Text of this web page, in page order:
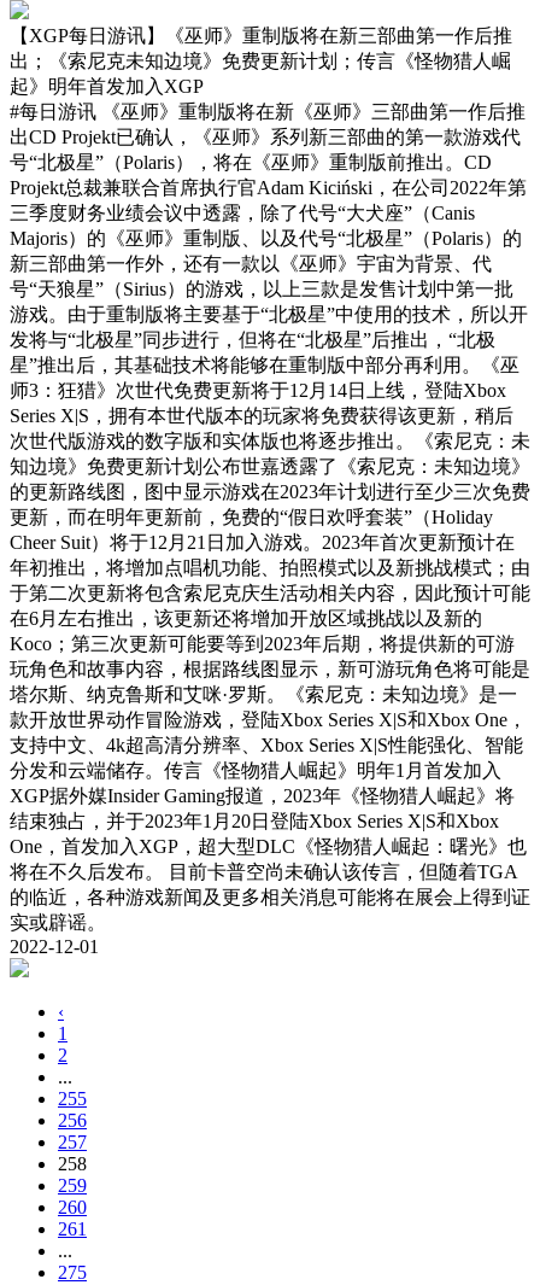
【XGP每日游讯】《巫师》重制版将在新三部曲第一作后推
出；《索尼克未知边境》免费更新计划；传言《怪物猎人崛
起》明年首发加入XGP
#每日游讯
《巫师》重制版将在新《巫师》三部曲第一作后推
出CD Projekt已确认，《巫师》系列新三部曲的第一款游戏代
号“北极星”（Polaris），将在《巫师》重制版前推出。CD
Projekt总裁兼联合首席执行官Adam Kiciński，在公司2022年第
三季度财务业绩会议中透露，除了代号“大犬座”（Canis
Majoris）的《巫师》重制版、以及代号“北极星”（Polaris）的
新三部曲第一作外，还有一款以《巫师》宇宙为背景、代
号“天狼星”（Sirius）的游戏，以上三款是发售计划中第一批
游戏。由于重制版将主要基于“北极星”中使用的技术，所以开
发将与“北极星”同步进行，但将在“北极星”后推出，“北极
星”推出后，其基础技术将能够在重制版中部分再利用。《巫
师3：狂猎》次世代免费更新将于12月14日上线，登陆Xbox
Series X|S，拥有本世代版本的玩家将免费获得该更新，稍后
次世代版游戏的数字版和实体版也将逐步推出。《索尼克：未
知边境》免费更新计划公布世嘉透露了《索尼克：未知边境》
的更新路线图，图中显示游戏在2023年计划进行至少三次免费
更新，而在明年更新前，免费的“假日欢呼套装”（Holiday
Cheer Suit）将于12月21日加入游戏。2023年首次更新预计在
年初推出，将增加点唱机功能、拍照模式以及新挑战模式；由
于第二次更新将包含索尼克庆生活动相关内容，因此预计可能
在6月左右推出，该更新还将增加开放区域挑战以及新的
Koco；第三次更新可能要等到2023年后期，将提供新的可游
玩角色和故事内容，根据路线图显示，新可游玩角色将可能是
塔尔斯、纳克鲁斯和艾咪·罗斯。《索尼克：未知边境》是一
款开放世界动作冒险游戏，登陆Xbox Series X|S和Xbox One，
支持中文、4k超高清分辨率、Xbox Series X|S性能强化、智能
分发和云端储存。传言《怪物猎人崛起》明年1月首发加入
XGP据外媒Insider Gaming报道，2023年《怪物猎人崛起》将
结束独占，并于2023年1月20日登陆Xbox Series X|S和Xbox
One，首发加入XGP，超大型DLC《怪物猎人崛起：曙光》也
将在不久后发布。 目前卡普空尚未确认该传言，但随着TGA
的临近，各种游戏新闻及更多相关消息可能将在展会上得到证
实或辟谣。
2022-12-01
‹
1
2
...
255
256
257
258
259
260
261
...
275